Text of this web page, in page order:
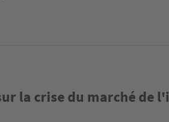
la crise du marché de